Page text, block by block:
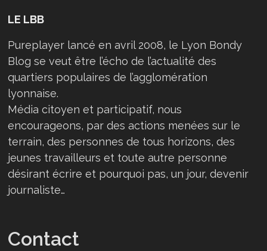
LE LBB
Pureplayer lancé en avril 2008, le Lyon Bondy
Blog se veut être l’écho de l’actualité des
quartiers populaires de l’agglomération
lyonnaise.
Média citoyen et participatif, nous
encourageons, par des actions menées sur le
terrain, des personnes de tous horizons, des
jeunes travailleurs et toute autre personne
désirant écrire et pourquoi pas, un jour, devenir
journaliste…
Contact